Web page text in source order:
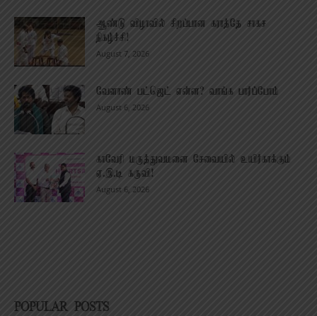
ஆண்டு விழாவில் சிறப்பான கராத்தே சாகச
நிகழ்ச்சி!
August 7, 2026
வேளாண் பட்ஜெட் என்ன? வாங்க பார்ப்போம்
August 6, 2026
காவேரி மருத்துவமனை சேவையில் உயிர்காக்கும்
ஏ.இ.டி கருவி!
August 6, 2026
POPULAR POSTS